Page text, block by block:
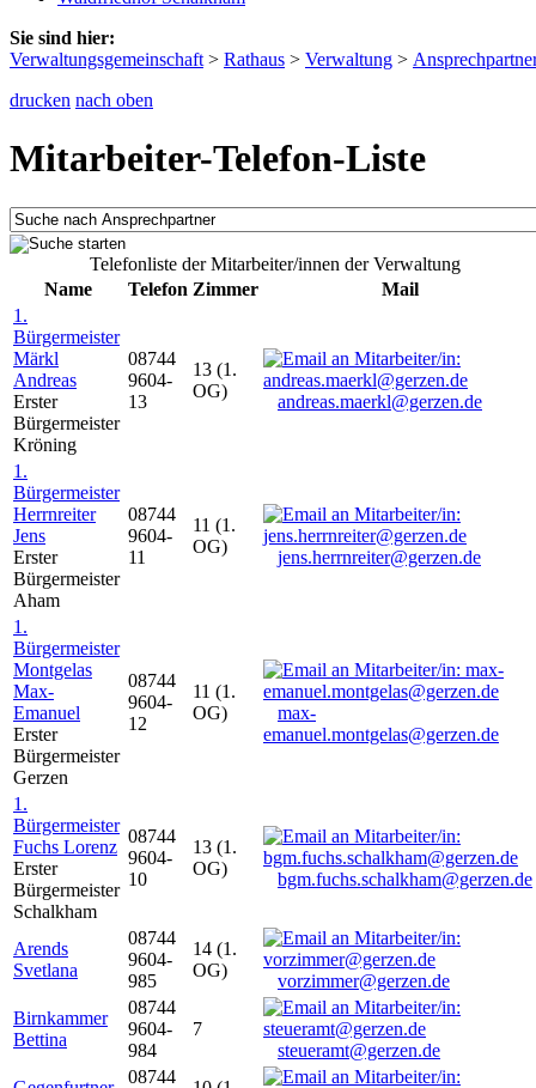
Sie sind hier:
Verwaltungsgemeinschaft > Rathaus > Verwaltung >
drucken nach oben
Mitarbeiter-Telefon-Liste
Telefonliste der Mitarbeiter/innen der Verwaltung
Name
Telefon Zimmer
Mail
1.
Bürgermeister
Märkl
Andreas
Erster
Bürgermeister
Kröning
08744
9604-
13
13 (1.
OG)
andreas.maerkl@gerzen.de
1.
Bürgermeister
Herrnreiter
Jens
Erster
Bürgermeister
Aham
08744
9604-
11
11 (1.
OG)
jens.herrnreiter@gerzen.de
1.
Bürgermeister
Montgelas
Max-
Emanuel
Erster
Bürgermeister
Gerzen
08744
9604-
12
11 (1.
OG)
max-
emanuel.montgelas@gerzen.de
1.
Bürgermeister
Fuchs Lorenz
Erster
Bürgermeister
Schalkham
08744
9604-
10
13 (1.
OG)
bgm.fuchs.schalkham@gerzen.de
Arends
Svetlana
08744
9604-
985
14 (1.
OG)
vorzimmer@gerzen.de
Birnkammer
Bettina
08744
9604-
984
7
steueramt@gerzen.de
08744